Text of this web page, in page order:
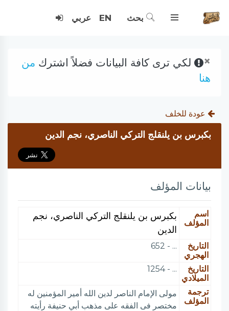
بحث EN عربي
× لكي ترى كافة البيانات فضلاً اشترك من
هنا
عودة للخلف
بكبرس بن يلنقلج التركي الناصري، نجم الدين
بيانات المؤلف
اسم
المؤلف
بكبرس بن يلنقلج التركي الناصري، نجم
الدين
التاريخ
الهجري
... - 652
التاريخ
الميلادي
... - 1254
ترجمة
المؤلف
مولى الإمام الناصر لدين الله أمير المؤمنين له
مختصر فى الفقه على مذهب أبي حنيفة رأيته